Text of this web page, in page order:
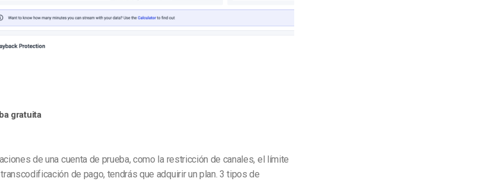
gratuita
de una cuenta de prueba, como la restricción de canales, el límite
de pago, tendrás que adquirir un plan. 3 tipos de